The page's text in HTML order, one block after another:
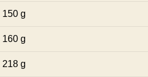
150 g
160 g
218 g